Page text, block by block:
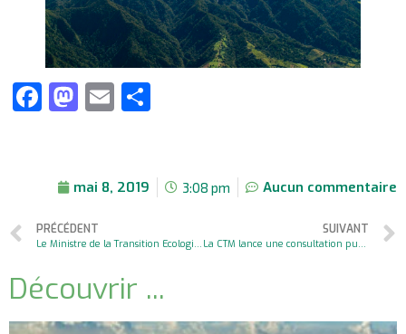
Facebook
Mastodon
Email
mai 8, 2019 3:08 pm Aucun commentaire
PRÉCÉDENT SUIVANT
Découvrir ...